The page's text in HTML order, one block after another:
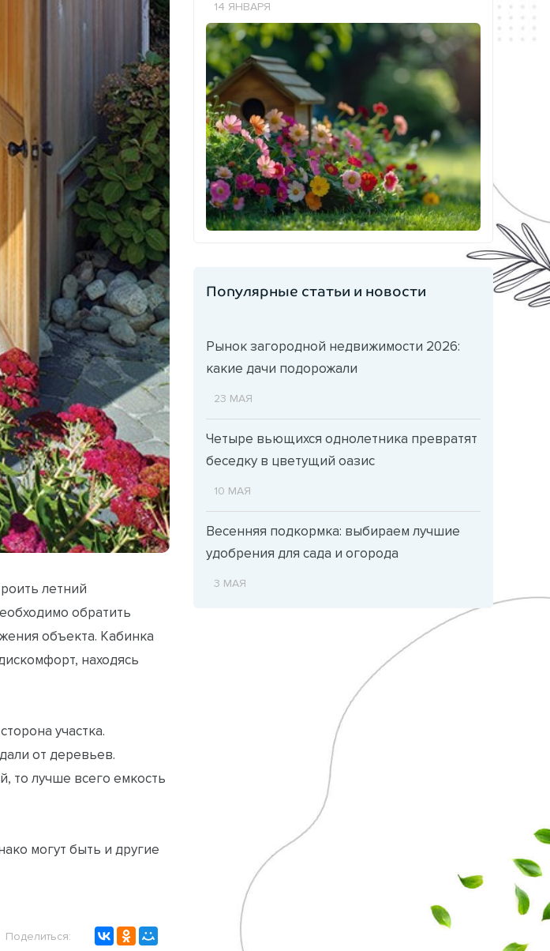
летний
обратить
объекта. Кабинка
находясь
участка.
от деревьев.
то лучше всего емкость
могут быть и другие
Поделиться:
14 ЯНВАРЯ
Популярные статьи и новости
Рынок загородной недвижимости 2026:
какие дачи подорожали
23 МАЯ
Четыре вьющихся однолетника превратят
беседку в цветущий оазис
10 МАЯ
Весенняя подкормка: выбираем лучшие
удобрения для сада и огорода
3 МАЯ